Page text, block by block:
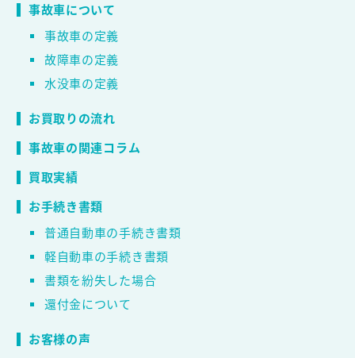
事故車について
事故車の定義
故障車の定義
水没車の定義
お買取りの流れ
事故車の関連コラム
買取実績
お手続き書類
普通自動車の手続き書類
軽自動車の手続き書類
書類を紛失した場合
還付金について
お客様の声